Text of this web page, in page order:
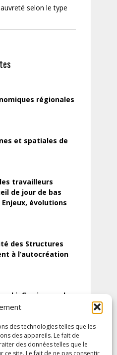
des technologies telles que les
des appareils. Le fait de
des données telles que le
ce site. Le fait de ne pas consentir
selon le type
régionales
et spatiales de
travailleurs
de jour de bas
évolutions
des Structures
à l’autocréation
infirmier :quels
de soins pour